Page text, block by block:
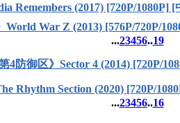
Remembers (2017) [720P/1080P]
World War Z (2013) [576P/720P/
...23456..19
第4防御区》Sector 4 (2014) [720P/
Rhythm Section (2020) [720P/
...23456..16